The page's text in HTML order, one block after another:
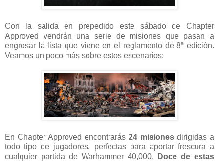
Con la salida en prepedido este sábado de Chapter
Approved vendrán una serie de misiones que pasan a
engrosar la lista que viene en el reglamento de 8ª edición.
Veamos un poco más sobre estos escenarios:
En Chapter Approved encontrarás 24 misiones dirigidas a
todo tipo de jugadores, perfectas para aportar frescura a
cualquier partida de Warhammer 40,000.
Doce de estas